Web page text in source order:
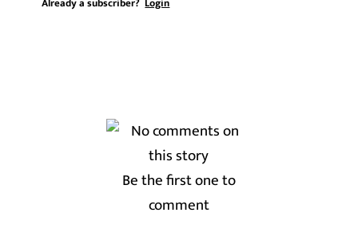
Already a subscriber?Login
Be the first one to
comment